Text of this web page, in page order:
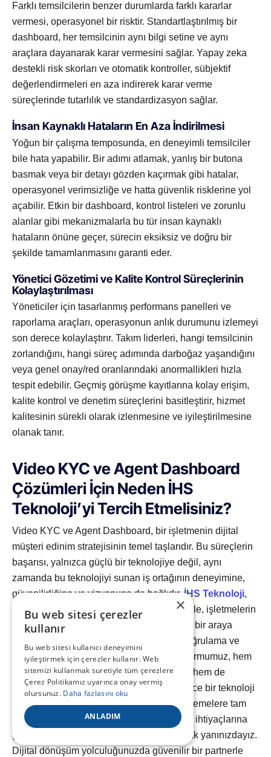
Farklı temsilcilerin benzer durumlarda farklı kararlar
vermesi, operasyonel bir risktir. Standartlaştırılmış bir
dashboard, her temsilcinin aynı bilgi setine ve aynı
araçlara dayanarak karar vermesini sağlar. Yapay zeka
destekli risk skorları ve otomatik kontroller, sübjektif
değerlendirmeleri en aza indirerek karar verme
süreçlerinde tutarlılık ve standardizasyon sağlar.
İnsan Kaynaklı Hataların En Aza İndirilmesi
Yoğun bir çalışma temposunda, en deneyimli temsilciler
bile hata yapabilir. Bir adımı atlamak, yanlış bir butona
basmak veya bir detayı gözden kaçırmak gibi hatalar,
operasyonel verimsizliğe ve hatta güvenlik risklerine yol
açabilir. Etkin bir dashboard, kontrol listeleri ve zorunlu
alanlar gibi mekanizmalarla bu tür insan kaynaklı
hataların önüne geçer, sürecin eksiksiz ve doğru bir
şekilde tamamlanmasını garanti eder.
Yönetici Gözetimi ve Kalite Kontrol Süreçlerinin
Kolaylaştırılması
Yöneticiler için tasarlanmış performans panelleri ve
raporlama araçları, operasyonun anlık durumunu izlemeyi
son derece kolaylaştırır. Takım liderleri, hangi temsilcinin
zorlandığını, hangi süreç adımında darboğaz yaşandığını
veya genel onay/red oranlarındaki anormallikleri hızla
tespit edebilir. Geçmiş görüşme kayıtlarına kolay erişim,
kalite kontrol ve denetim süreçlerini basitleştirir, hizmet
kalitesinin sürekli olarak izlenmesine ve iyileştirilmesine
olanak tanır.
Video KYC ve Agent Dashboard
Çözümleri İçin Neden İHS
Teknoloji’yi Tercih Etmelisiniz?
Video KYC ve Agent Dashboard, bir işletmenin dijital
müşteri edinim stratejisinin temel taşlarıdır. Bu süreçlerin
başarısı, yalnızca güçlü bir teknolojiye değil, aynı
zamanda bu teknolojiyi sunan iş ortağının deneyimine,
güvenilirliğine ve vizyonuna da bağlıdır. İHS Teknoloji,
uçtan uca sunduğu Bulut KYC
çözümleriyle, işletmelerin
ihtiyaç duyduğu hız, güvenlik ve verimliliği bir araya
getirir. Gelişmiş yapay zeka, biyometrik doğrulama ve
kullanıcı merkezli tasarımı birleştiren platformumuz, hem
müşteri deneyimini en üst seviyeye çıkarır hem de
operasyonel mükemmelliği hedefler. Sadece bir teknoloji
sağlayıcısı olmanın ötesinde, yasal düzenlemelere tam
uyumlu, ölçeklenebilir ve işletmenizin özel ihtiyaçlarına
göre özelleştirilebilir bir çözüm ortağı olarak yanınızdayız.
Dijital dönüşüm yolculuğunuzda güvenilir bir partnerle
×
Bu web sitesi çerezler
kullanır
Bu web sitesi kullanıcı deneyimini
iyileştirmek için çerezler kullanır. Web
sitemizi kullanmak suretiyle tüm çerezlere
Çerez Politikamız uyarınca onay vermiş
olursunuz. Daha fazlasını oku
ANLADIM